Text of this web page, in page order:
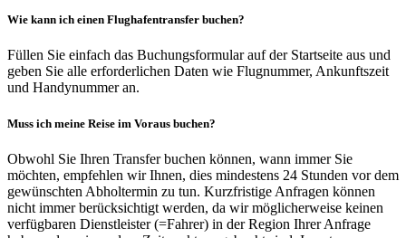
Wie kann ich einen Flughafentransfer buchen?
Füllen Sie einfach das Buchungsformular auf der Startseite aus und
geben Sie alle erforderlichen Daten wie Flugnummer, Ankunftszeit
und Handynummer an.
Muss ich meine Reise im Voraus buchen?
Obwohl Sie Ihren Transfer buchen können, wann immer Sie
möchten, empfehlen wir Ihnen, dies mindestens 24 Stunden vor dem
gewünschten Abholtermin zu tun. Kurzfristige Anfragen können
nicht immer berücksichtigt werden, da wir möglicherweise keinen
verfügbaren Dienstleister (=Fahrer) in der Region Ihrer Anfrage